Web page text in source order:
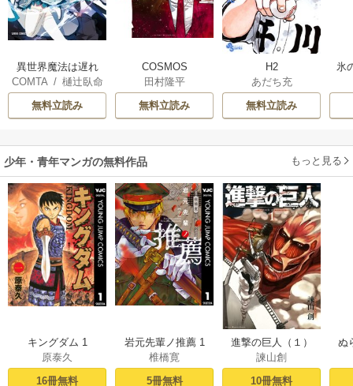
異世界魔法は遅れ
てる！
COMTA / 樋辻臥命
無料立読み
COSMOS
田村隆平
無料立読み
H2
あだち充
無料立読み
氷
少年・青年マンガの無料作品 もっと見る
キングダム 1
原泰久
16冊無料
岩元先輩ノ推薦 1
椎橋寛
5冊無料
進撃の巨人（１）
諫山創
10冊無料
ぬ